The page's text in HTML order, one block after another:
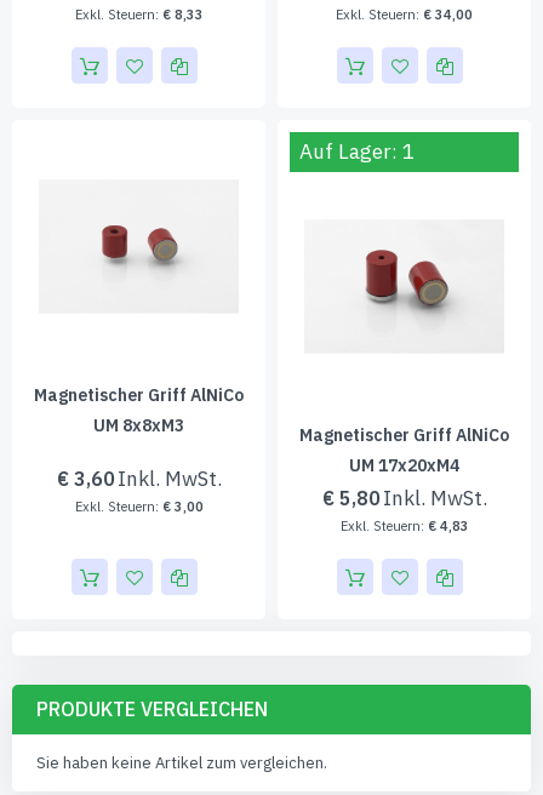
€ 8,33 € 34,00
Magnetischer Griff AlNiCo
UM 8x8xM3
€ 3,60
€ 3,00
Auf Lager: 1
Magnetischer Griff AlNiCo
UM 17x20xM4
€ 5,80
€ 4,83
PRODUKTE VERGLEICHEN
Sie haben keine Artikel zum vergleichen.